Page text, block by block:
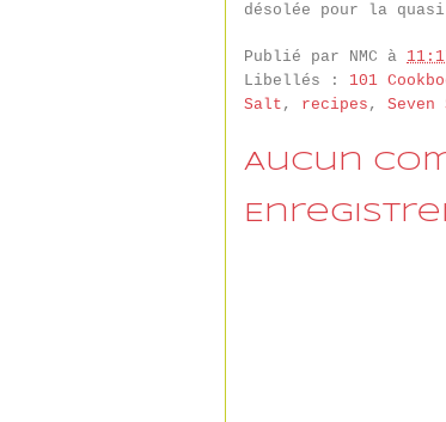
désolée pour la
Publié par NMC à
Libellés : 101
Salt , recipes , Seven
Aucun